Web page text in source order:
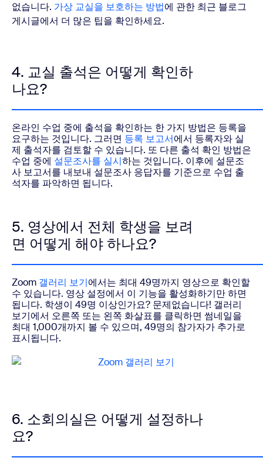
없습니다. 가상 교실을 보호하는 방법에 관한 최근 블로그
게시글에서 더 많은 팁을 확인하세요.
4. 교실 출석은 어떻게 확인하
나요?
온라인 수업 중에 출석을 확인하는 한 가지 방법은 등록을
요구하는 것입니다. 그러면 등록 보고서에서 등록자와 실
제 출석자를 검토할 수 있습니다. 또 다른 출석 확인 방법은
수업 중에 설문조사를 실시하는 것입니다. 이후에 설문조
사 보고서를 내보내 설문조사 응답자를 기준으로 수업 출
석자를 파악하면 됩니다.
5. 영상에서 전체 학생을 보려
면 어떻게 해야 하나요?
Zoom 갤러리 보기에서는 최대 49명까지 영상으로 확인할
수 있습니다. 영상 설정에서 이 기능을 활성화하기만 하면
됩니다. 학생이 49명 이상인가요? 문제없습니다! 갤러리
보기에서 오른쪽 또는 왼쪽 화살표를 클릭하면 썸네일을
최대 1,000개까지 볼 수 있으며, 49명의 참가자가 추가로
표시됩니다.
6. 소회의실은 어떻게 설정하나
요?